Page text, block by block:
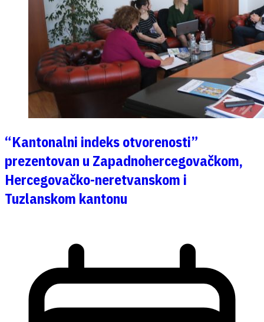
“Kantonalni indeks otvorenosti”
prezentovan u Zapadnohercegovačkom,
Hercegovačko-neretvanskom i
Tuzlanskom kantonu